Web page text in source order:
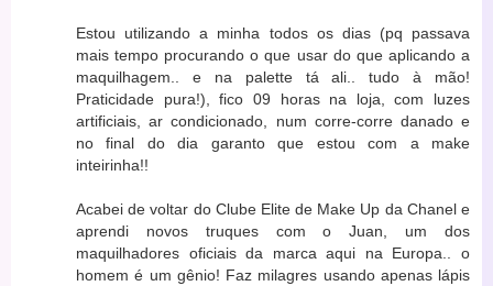
Estou utilizando a minha todos os dias (pq passava
mais tempo procurando o que usar do que aplicando a
maquilhagem.. e na palette tá ali.. tudo à mão!
Praticidade pura!), fico 09 horas na loja, com luzes
artificiais, ar condicionado, num corre-corre danado e
no final do dia garanto que estou com a make
inteirinha!!
Acabei de voltar do Clube Elite de Make Up da Chanel e
aprendi novos truques com o Juan, um dos
maquilhadores oficiais da marca aqui na Europa.. o
homem é um gênio! Faz milagres usando apenas lápis